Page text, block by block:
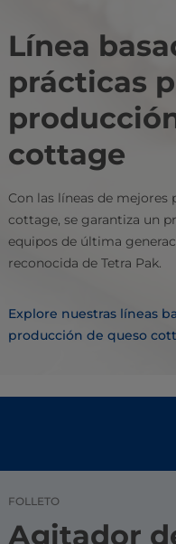
Línea
prácticas
cottage
Con las líneas de mejores
cottage, se garantiza un
equipos de última
reconocida de Tetra Pak.
Explore nuestras líneas
producción de queso
FOLLETO
Agitador